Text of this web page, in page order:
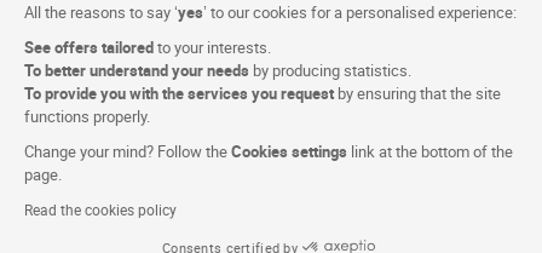
All the reasons to say ‘yes’ to our cookies for a personalised experience:
See offers tailoredto your interests.
To better understand your needs by producing statistics.
To provide you with the services you request by ensuring that the site
functions properly.
Change your mind? Follow theCookies settings link at the bottom of the
page.
Read the cookies policy
Consents certified by
fotografías
Síguenos
Facebook
Instagram
Linkedin